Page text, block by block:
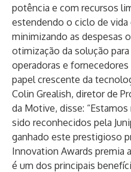
potência e com recursos
estendendo o ciclo de
minimizando as despesas
otimização da solução
operadoras e
papel crescente da
Colin Grealish, diretor de
da Motive, disse:
sido reconhecidos pela
ganhado este prestigioso
Innovation Awards premia
é um dos principais